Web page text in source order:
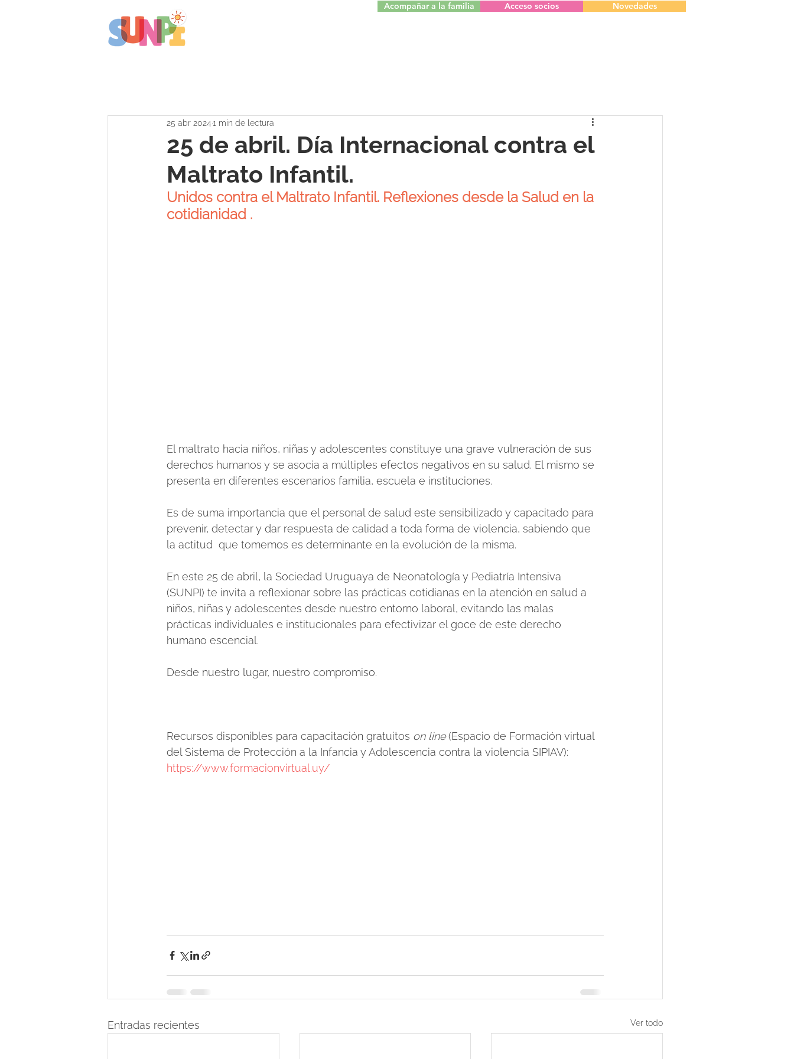
Acompañar a la familia Acceso socios Novedades
25 de abril. Día Internacional contra el
Maltrato Infantil.
25 abr 20241 min de lectura
Unidos contra el Maltrato Infantil. Reflexiones desde la Salud en la
cotidianidad .
El maltrato hacia niños, niñas y adolescentes constituye una grave vulneración de sus
derechos humanos y se asocia a múltiples efectos negativos en su salud. El mismo se
presenta en diferentes escenarios familia, escuela e instituciones.
Es de suma importancia que el personal de salud este sensibilizado y capacitado para
prevenir, detectar y dar respuesta de calidad a toda forma de violencia, sabiendo que
la actitud  que tomemos es determinante en la evolución de la misma.
En este 25 de abril, la Sociedad Uruguaya de Neonatología y Pediatría Intensiva
(SUNPI) te invita a reflexionar sobre las prácticas cotidianas en la atención en salud a
niños, niñas y adolescentes desde nuestro entorno laboral, evitando las malas
prácticas individuales e institucionales para efectivizar el goce de este derecho
humano escencial.
Desde nuestro lugar, nuestro compromiso.
Recursos disponibles para capacitación gratuitos on line (Espacio de Formación virtual
del Sistema de Protección a la Infancia y Adolescencia contra la violencia SIPIAV):
https://www.formacionvirtual.uy/
Entradas recientes Ver todo